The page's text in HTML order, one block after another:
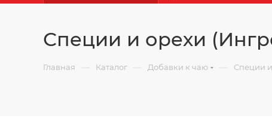
Специи и орехи
Главная — Каталог — Добавки к чаю — Специи